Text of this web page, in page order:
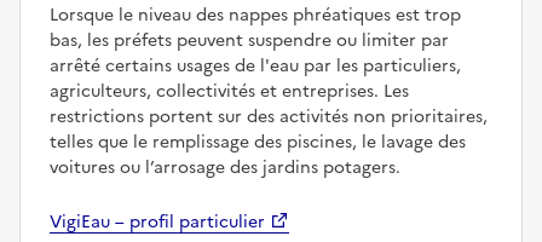
Lorsque le niveau des nappes phréatiques est trop
bas, les préfets peuvent suspendre ou limiter par
arrêté certains usages de l'eau par les particuliers,
agriculteurs, collectivités et entreprises. Les
restrictions portent sur des activités non prioritaires,
telles que le remplissage des piscines, le lavage des
voitures ou l’arrosage des jardins potagers.
VigiEau – profil particulier